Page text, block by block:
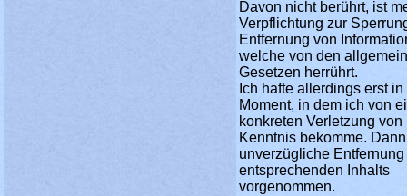
Davon nicht berührt, ist
Verpflichtung zur
Entfernung von
welche von den
Gesetzen herrührt.
Ich hafte allerdings erst in
Moment, in dem ich von
konkreten Verletzung von
Kenntnis bekomme.
unverzügliche
entsprechenden Inhalts
vorgenommen.